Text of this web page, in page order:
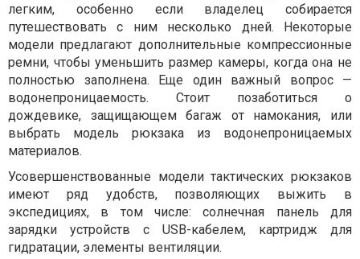
легким, особенно если владелец собирается
путешествовать с ним несколько дней. Некоторые
модели предлагают дополнительные компрессионные
ремни, чтобы уменьшить размер камеры, когда она не
полностью заполнена. Еще один важный вопрос —
водонепроницаемость. Стоит позаботиться о
дождевике, защищающем багаж от намокания, или
выбрать модель рюкзака из водонепроницаемых
материалов.
Усовершенствованные модели тактических рюкзаков
имеют ряд удобств, позволяющих выжить в
экспедициях, в том числе: солнечная панель для
зарядки устройств с USB-кабелем, картридж для
гидратации, элементы вентиляции.